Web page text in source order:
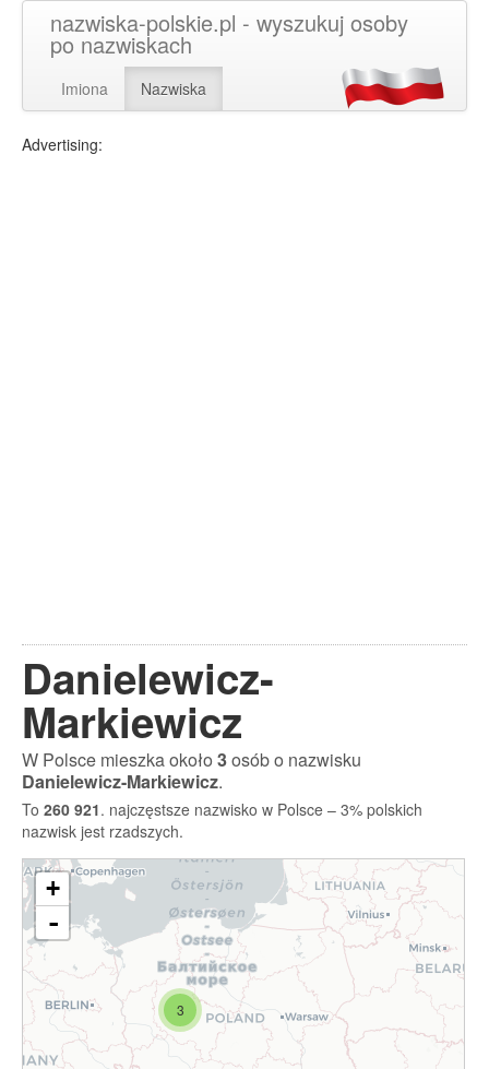
nazwiska-polskie.pl - wyszukuj osoby
po nazwiskach
Imiona Nazwiska
Advertising:
Danielewicz-
Markiewicz
W Polsce mieszka około3osób o nazwisku
Danielewicz-Markiewicz.
To 260 921. najczęstsze nazwisko w Polsce – 3% polskich
nazwisk jest rzadszych.
3
+
-